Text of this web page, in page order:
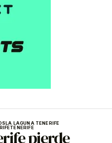
LA LAGUNA TENERIFE
TENERIFEpierde